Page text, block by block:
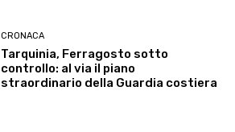
CRONACA
Tarquinia, Ferragosto sotto
controllo: al via il piano
straordinario della Guardia costiera